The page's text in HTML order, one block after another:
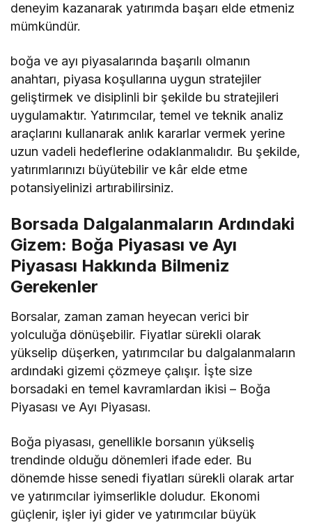
deneyim kazanarak yatırımda başarı elde etmeniz
mümkündür.
boğa ve ayı piyasalarında başarılı olmanın
anahtarı, piyasa koşullarına uygun stratejiler
geliştirmek ve disiplinli bir şekilde bu stratejileri
uygulamaktır. Yatırımcılar, temel ve teknik analiz
araçlarını kullanarak anlık kararlar vermek yerine
uzun vadeli hedeflerine odaklanmalıdır. Bu şekilde,
yatırımlarınızı büyütebilir ve kâr elde etme
potansiyelinizi artırabilirsiniz.
Borsada Dalgalanmaların Ardındaki
Gizem: Boğa Piyasası ve Ayı
Piyasası Hakkında Bilmeniz
Gerekenler
Borsalar, zaman zaman heyecan verici bir
yolculuğa dönüşebilir. Fiyatlar sürekli olarak
yükselip düşerken, yatırımcılar bu dalgalanmaların
ardındaki gizemi çözmeye çalışır. İşte size
borsadaki en temel kavramlardan ikisi – Boğa
Piyasası ve Ayı Piyasası.
Boğa piyasası, genellikle borsanın yükseliş
trendinde olduğu dönemleri ifade eder. Bu
dönemde hisse senedi fiyatları sürekli olarak artar
ve yatırımcılar iyimserlikle doludur. Ekonomi
güçlenir, işler iyi gider ve yatırımcılar büyük